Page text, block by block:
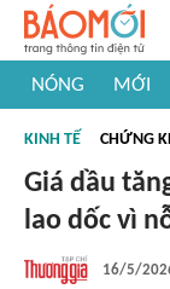
NÓNG MỚI
#Khám phá thế giới
KINH TẾ CHỨNG
Giá dầu
lao dốc vì
16/5/